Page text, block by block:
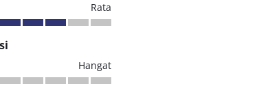
Rata
Hangat